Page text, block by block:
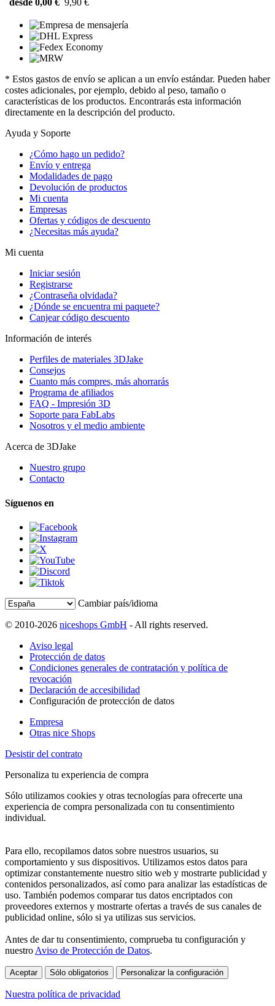
desde 0,00 € 9,90 €
* Estos gastos de envío se aplican a un envío estándar. Pueden haber
costes adicionales, por ejemplo, debido al peso, tamaño o
características de los productos. Encontrarás esta información
directamente en la descripción del producto.
Ayuda y Soporte
¿Cómo hago un pedido?
Envío y entrega
Modalidades de pago
Devolución de productos
Mi cuenta
Empresas
Ofertas y códigos de descuento
¿Necesitas más ayuda?
Mi cuenta
Iniciar sesión
Registrarse
¿Contraseña olvidada?
¿Dónde se encuentra mi paquete?
Canjear código descuento
Información de interés
Perfiles de materiales 3DJake
Consejos
Cuanto más compres, más ahorrarás
Programa de afiliados
FAQ - Impresión 3D
Soporte para FabLabs
Nosotros y el medio ambiente
Acerca de 3DJake
Nuestro grupo
Contacto
Síguenos en
Cambiar país/idioma
© 2010-2026 niceshops GmbH - All rights reserved.
Aviso legal
Protección de datos
Condiciones generales de contratación y política de
revocación
Declaración de accesibilidad
Configuración de protección de datos
Empresa
Otras nice Shops
Desistir del contrato
Personaliza tu experiencia de compra
Sólo utilizamos cookies y otras tecnologías para ofrecerte una
experiencia de compra personalizada con tu consentimiento
individual.
Para ello, recopilamos datos sobre nuestros usuarios, su
comportamiento y sus dispositivos. Utilizamos estos datos para
optimizar constantemente nuestro sitio web y mostrarte publicidad y
contenidos personalizados, así como para analizar las estadísticas de
uso. También podemos comparar tus datos encriptados con
proveedores externos y mostrarte ofertas a través de sus canales de
publicidad online, sólo si ya utilizas sus servicios.
Antes de dar tu consentimiento, comprueba tu configuración y
nuestro Aviso de Protección de Datos.
Aceptar Sólo obligatorios Personalizar la configuración
Nuestra política de privacidad